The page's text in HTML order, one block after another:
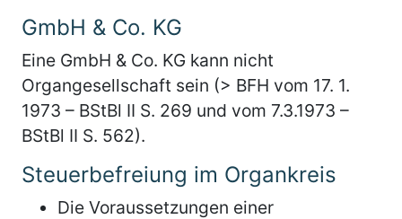
GmbH & Co. KG
Eine GmbH & Co. KG kann nicht
Organgesellschaft sein (> BFH vom 17. 1.
1973 – BStBl II S. 269 und vom 7.3.1973 –
BStBl II S. 562).
Steuerbefreiung im Organkreis
Die Voraussetzungen einer